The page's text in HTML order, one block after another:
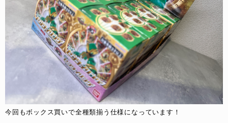
今回もボックス買いで全種類揃う仕様になっています！